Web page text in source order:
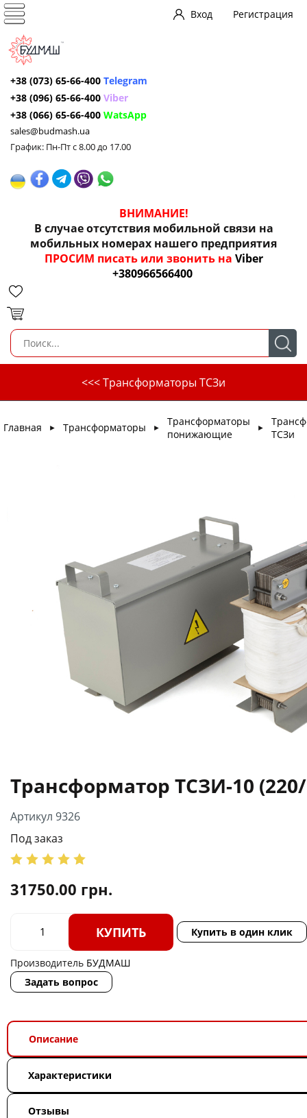
Вход Регистрация
+38 (073) 65-66-400 Telegram
+38 (096) 65-66-400 Viber
+38 (066) 65-66-400 WatsApp
sales@budmash.ua
График: Пн-Пт с 8.00 до 17.00
ВНИМАНИЕ!
В случае отсутствия мобильной связи на
мобильных номерах нашего предприятия
ПРОСИМ писать или звонить на Viber
+380966566400
<<< Трансформаторы ТСЗи
Главная ► Трансформаторы ►
Трансформаторы
понижающие
►
ТСЗи
Трансформатор ТСЗИ-10
Артикул 9326
Под заказ
31750.00 грн.
КУПИТЬ Купить в один клик
Производитель БУДМАШ
Задать вопрос
Описание
Характеристики
Отзывы